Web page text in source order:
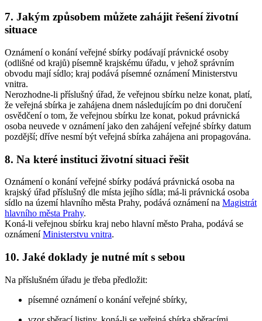
7. Jakým způsobem můžete zahájit řešení životní
situace
Oznámení o konání veřejné sbírky podávají právnické osoby
(odlišné od krajů) písemně krajskému úřadu, v jehož správním
obvodu mají sídlo; kraj podává písemné oznámení Ministerstvu
vnitra.
Nerozhodne-li příslušný úřad, že veřejnou sbírku nelze konat, platí,
že veřejná sbírka je zahájena dnem následujícím po dni doručení
osvědčení o tom, že veřejnou sbírku lze konat, pokud právnická
osoba neuvede v oznámení jako den zahájení veřejné sbírky datum
pozdější; dříve nesmí být veřejná sbírka zahájena ani propagována.
8. Na které instituci životní situaci řešit
Oznámení o konání veřejné sbírky podává právnická osoba na
krajský úřad příslušný dle místa jejího sídla; má-li právnická osoba
sídlo na území hlavního města Prahy, podává oznámení na Magistrát
hlavního města Prahy.
Koná-li veřejnou sbírku kraj nebo hlavní město Praha, podává se
oznámeníMinisterstvu vnitra.
10. Jaké doklady je nutné mít s sebou
Na příslušném úřadu je třeba předložit:
písemné oznámení o konání veřejné sbírky,